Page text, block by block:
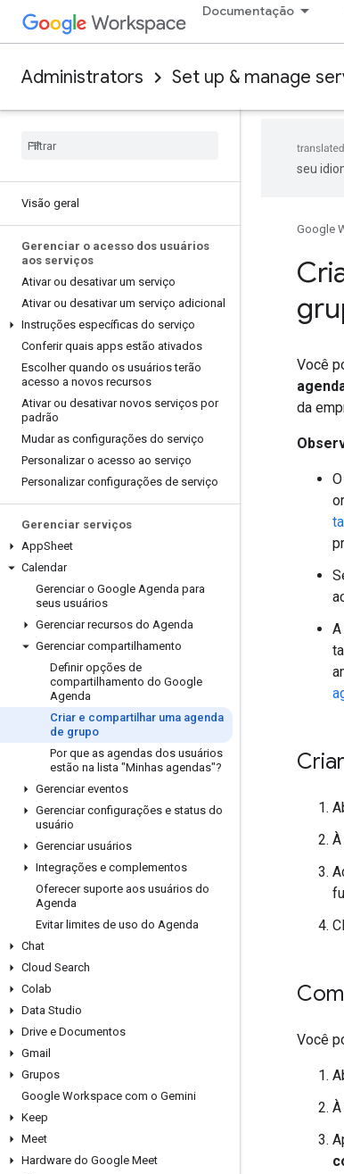
Documentação
Administrators Set up & manage
Visão geral
Gerenciar o acesso dos usuários
aos serviços
Ativar ou desativar um serviço
Ativar ou desativar um serviço adicional
Instruções específicas do serviço
Conferir quais apps estão ativados
Escolher quando os usuários terão
acesso a novos recursos
Ativar ou desativar novos serviços por
padrão
Mudar as configurações do serviço
Personalizar o acesso ao serviço
Personalizar configurações de serviço
Gerenciar serviços
AppSheet
Calendar
Gerenciar o Google Agenda para
seus usuários
Gerenciar recursos do Agenda
Gerenciar compartilhamento
Definir opções de
compartilhamento do Google
Agenda
Criar e compartilhar uma agenda
de grupo
Por que as agendas dos usuários
estão na lista "Minhas agendas"?
Gerenciar eventos
Gerenciar configurações e status do
usuário
Gerenciar usuários
Integrações e complementos
Oferecer suporte aos usuários do
Agenda
Evitar limites de uso do Agenda
Chat
Cloud Search
Colab
Data Studio
Drive e Documentos
Gmail
Grupos
Google Workspace com o Gemini
Keep
Meet
Hardware do Google Meet
seu
Google
Você
da
Você